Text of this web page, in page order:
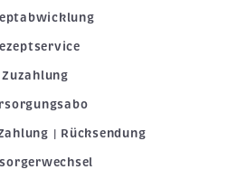
Zuzahlung
| Rücksendung